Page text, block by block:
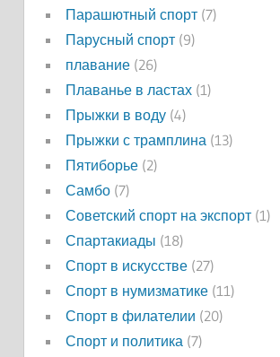
Парашютный спорт(7)
Парусный спорт(9)
плавание(26)
Плаванье в ластах(1)
Прыжки в воду(4)
Прыжки с трамплина(13)
Пятиборье(2)
Самбо(7)
Советский спорт на экспорт(1)
Спартакиады (18)
Спорт в искусстве(27)
Спорт в нумизматике(11)
Спорт в филателии (20)
Спорт и политика(7)